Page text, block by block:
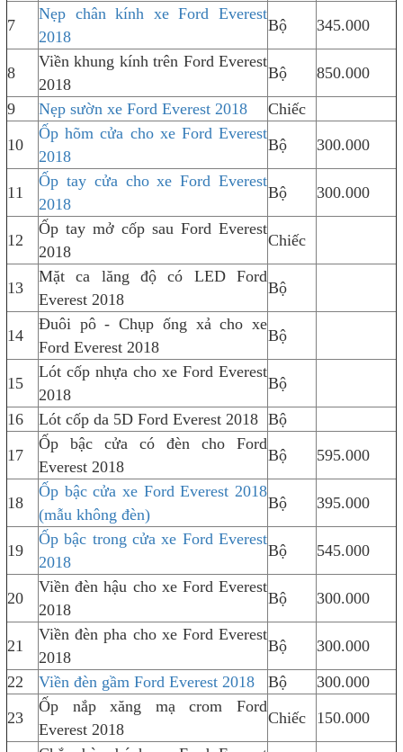
7
Nẹp chân kính xe Ford Everest
2018
Bộ 345.000
8
Viền khung kính trên Ford Everest
2018
Bộ
850.000
9
Nẹp sườn xe Ford Everest 2018
Chiếc
10
Ốp hõm cửa cho xe Ford Everest
2018
Bộ 300.000
11
Ốp tay cửa cho xe Ford Everest
2018
Bộ 300.000
12
Ốp tay mở cốp sau Ford Everest
2018
Chiếc
13
Mặt ca lăng độ có LED Ford
Everest 2018
Bộ
14
Đuôi pô - Chụp ống xả cho xe
Ford Everest 2018
Bộ
15
Lót cốp nhựa cho xe Ford Everest
2018
Bộ
16
Lót cốp da 5D Ford Everest 2018 Bộ
17
Ốp bậc cửa có đèn cho Ford
Everest 2018
Bộ 595.000
18
Ốp bậc cửa xe Ford Everest 2018
(mẫu không đèn)
Bộ 395.000
19
Ốp bậc trong cửa xe Ford Everest
2018
Bộ 545.000
20
Viền đèn hậu cho xe Ford Everest
2018
Bộ 300.000
21
Viền đèn pha cho xe Ford Everest
2018
Bộ
300.000
22
Viền đèn gầm Ford Everest 2018 Bộ
300.000
23
Ốp nắp xăng mạ crom Ford
Everest 2018
Chiếc
150.000